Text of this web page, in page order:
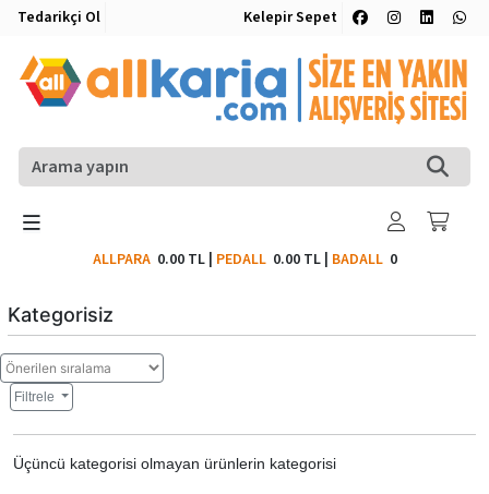
Tedarikçi Ol Kelepir Sepet
ALLPARA 0.00 TL| PEDALL 0.00 TL| BADALL0
Kategorisiz
Filtrele
Üçüncü kategorisi olmayan ürünlerin kategorisi